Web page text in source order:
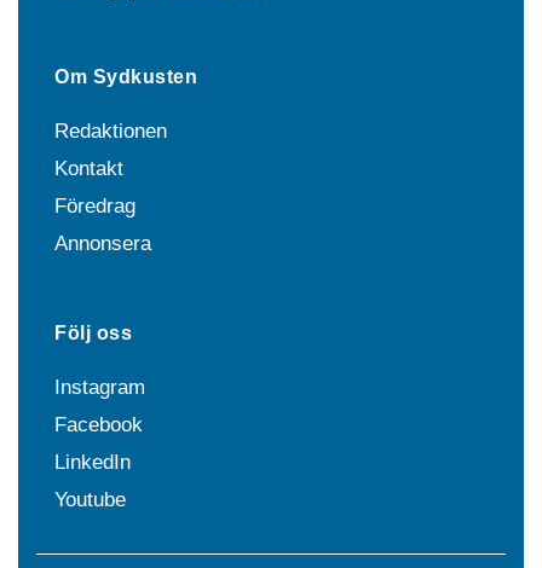
Om Sydkusten
Redaktionen
Kontakt
Föredrag
Annonsera
Följ oss
Instagram
Facebook
LinkedIn
Youtube